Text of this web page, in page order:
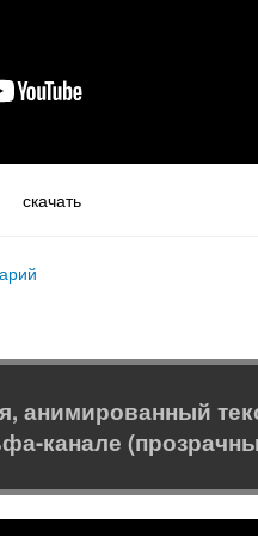
скачать
анимированный
канале